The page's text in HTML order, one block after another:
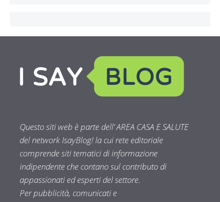
Questo siti web è parte dell’ AREA CASA E SALUTE
del network IsayBlog! la cui rete editoriale
comprende siti tematici di informazione
indipendente che contano sul contributo di
appassionati ed esperti del settore.
Per pubblicità, comunicati e